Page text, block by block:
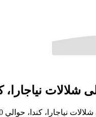
شلالات نياجارا،